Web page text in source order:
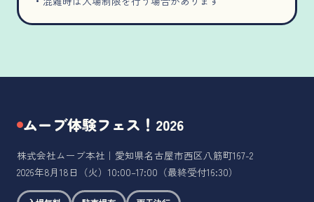
ムーブ体験フェス！2026
株式会社ムーブ本社｜愛知県名古屋市西区八筋町167-2
2026年8月18日（火）10:00–17:00（最終受付16:30）